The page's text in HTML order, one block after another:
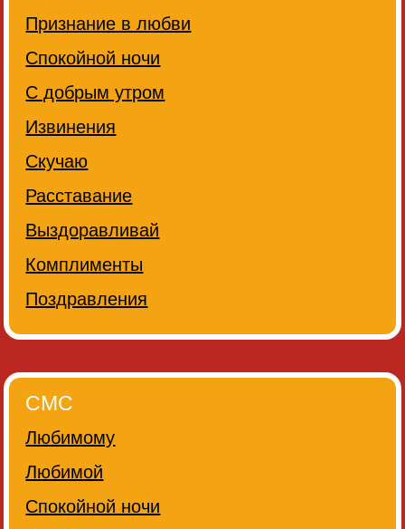
Признание в любви
Спокойной ночи
С добрым утром
Извинения
Скучаю
Расставание
Выздоравливай
Комплименты
Поздравления
СМС
Любимому
Любимой
Спокойной ночи